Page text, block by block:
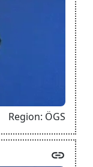
Region: ÖGS
link